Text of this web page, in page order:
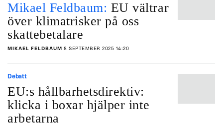
Mikael Feldbaum: EU vältrar
över klimatrisker på oss
skattebetalare
MIKAEL FELDBAUM 8 SEPTEMBER 2025 14:20
Debatt
EU:s hållbarhetsdirektiv:
klicka i boxar hjälper inte
arbetarna